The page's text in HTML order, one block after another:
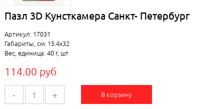
Пазл 3D Кунсткамера Санкт- Петербург
Артикул: 17031
Габариты, см: 15.4x32
Вес, единица: 40 г, шт
114.00 руб
- + В корзину